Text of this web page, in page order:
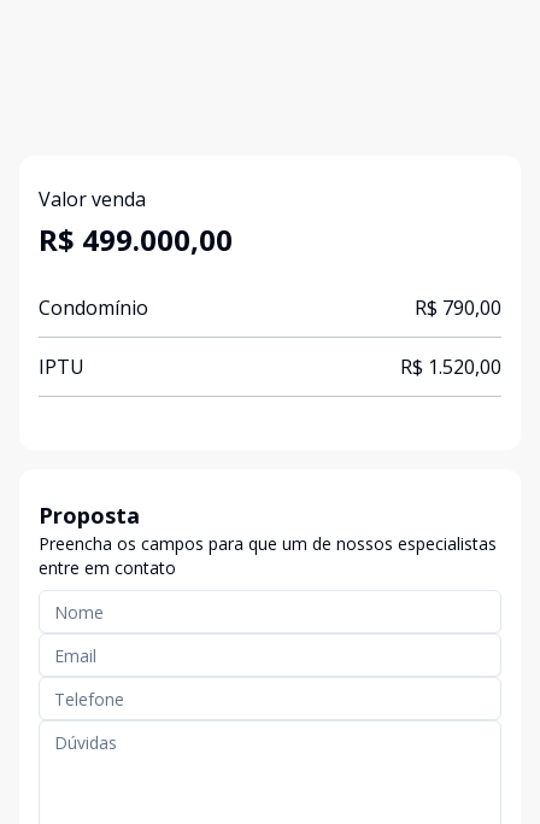
Valor venda
R$ 499.000,00
Condomínio R$ 790,00
IPTU R$ 1.520,00
Proposta
Preencha os campos para que um de nossos especialistas
entre em contato